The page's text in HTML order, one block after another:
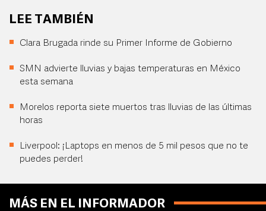
LEE TAMBIÉN
Clara Brugada rinde su Primer Informe de Gobierno
SMN advierte lluvias y bajas temperaturas en México
esta semana
Morelos reporta siete muertos tras lluvias de las últimas
horas
Liverpool: ¡Laptops en menos de 5 mil pesos que no te
puedes perder!
MÁS EN EL INFORMADOR